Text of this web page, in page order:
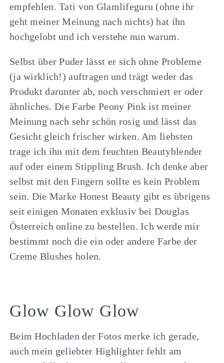
empfehlen. Tati von Glamlifeguru (ohne ihr
geht meiner Meinung nach nichts) hat ihn
hochgelobt und ich verstehe nun warum.
Selbst über Puder lässt er sich ohne Probleme
(ja wirklich!) auftragen und trägt weder das
Produkt darunter ab, noch verschmiert er oder
ähnliches. Die Farbe Peony Pink ist meiner
Meinung nach sehr schön rosig und lässt das
Gesicht gleich frischer wirken. Am liebsten
trage ich ihn mit dem feuchten Beautyblender
auf oder einem Stippling Brush. Ich denke aber
selbst mit den Fingern sollte es kein Problem
sein. Die Marke Honest Beauty gibt es übrigens
seit einigen Monaten exklusiv bei Douglas
Österreich online zu bestellen. Ich werde mir
bestimmt noch die ein oder andere Farbe der
Creme Blushes holen.
Glow Glow Glow
Beim Hochladen der Fotos merke ich gerade,
auch mein geliebter Highlighter fehlt am